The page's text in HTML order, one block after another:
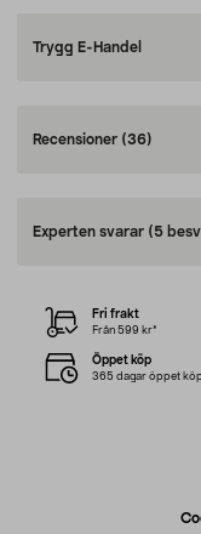
Trygg E-Handel
Recensioner (36)
Experten svarar (5
Fri frakt
Från 599 kr*
Öppet köp
365 dagar öppet köp